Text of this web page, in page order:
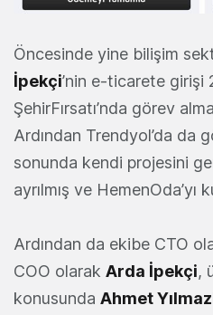
Öncesinde yine bilişim
İpekçi’nin e-ticarete girişi
ŞehirFırsatı’nda görev
Ardından Trendyol’da da
sonunda kendi projesini
ayrılmış ve HemenOda’yı
Ardından da ekibe CTO
COO olarak Arda İpekçi,
konusunda Ahmet